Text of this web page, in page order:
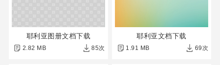
耶利亚图册文档下载
2.82 MB 85次
耶利亚文档下载
1.91 MB 69次